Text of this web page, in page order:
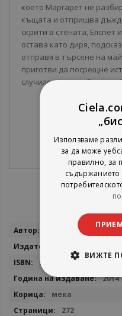
което Маргарет не
къщата и отприщва дъжд
скрити в стената,
остава като диря,
отправя в търсене на
приготви да посрещне
случило със
Повече
Джесика Брокмол
9789542815501
2014
мека
272
Използваме
за да може
правилно, за
съдържанието
ВИЖТЕ